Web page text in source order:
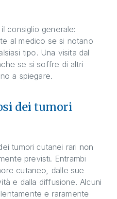
consiglio generale:
al medico se si notano
tipo. Una visita dal
se si soffre di altri
a spiegare.
dei tumori
tumori cutanei rari non
previsti. Entrambi
cutaneo, dalle sue
e dalla diffusione. Alcuni
e raramente